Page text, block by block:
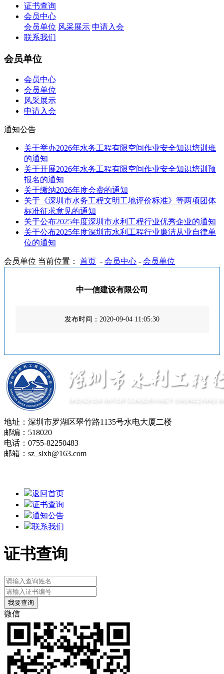
证书查询
会员中心
会员单位 风采展示 申请入会
联系我们
会员单位
会员中心
会员单位
风采展示
申请入会
通知公告
关于举办2026年水务工程有限空间作业安全知识培训班
的通知
关于开展2026年水务工程有限空间作业安全知识培训预
报名的通知
关于缴纳2026年度会费的通知
关于《深圳市水务工程文明工地评价标准》等两项团体
标准征求意见的通知
关于公布2025年度深圳市水利工程行业优秀企业的通知
关于公布2025年度深圳市水利工程行业廉洁从业自律单
位的通知
会员单位 当前位置： 首页 - 会员中心 - 会员单位
中一信建设有限公司
发布时间：2020-09-04 11:05:30
地址：深圳市罗湖区翠竹路1135号水电大厦二楼
邮编：518020
电话：0755-82250483
邮箱：sz_slxh@163.com
返回首页
证书查询
通知公告
联系我们
证书查询
微信